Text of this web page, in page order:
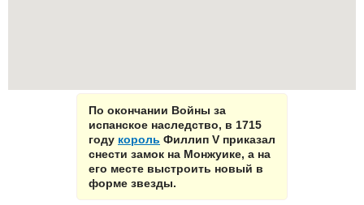
По окончании Войны за
испанское наследство, в 1715
году король Филлип V приказал
снести замок на Монжуике, а на
его месте выстроить новый в
форме звезды.